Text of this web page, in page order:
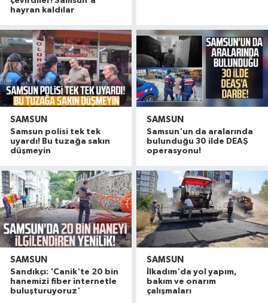
hayran kaldılar
SAMSUN
Samsun polisi tek tek
uyardı! Bu tuzağa sakın
düşmeyin
SAMSUN
Samsun'un da aralarında
bulunduğu 30 ilde DEAŞ
operasyonu!
SAMSUN
Sandıkçı: 'Canik'te 20 bin
hanemizi fiber internetle
buluşturuyoruz'
SAMSUN
İlkadım'da yol yapım,
bakım ve onarım
çalışmaları
14:11 |Samsun'da çocukların enerjisi sahalara taştı:
13:58 |Çalıştığı okul inşaatından 650 bin lira
13:23 | Yeni Parti'den fındık fiyatına tepki! "Üreticiye